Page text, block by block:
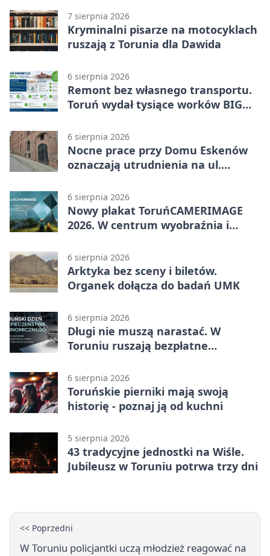
7 sierpnia 2026
Kryminalni pisarze na motocyklach
ruszają z Torunia dla Dawida
6 sierpnia 2026
Remont bez własnego transportu.
Toruń wydał tysiące worków BIG
6 sierpnia 2026
Nocne prace przy Domu Eskenów
oznaczają utrudnienia na ul.
6 sierpnia 2026
Nowy plakat ToruńCAMERIMAGE
2026. W centrum wyobraźnia i
6 sierpnia 2026
Arktyka bez sceny i biletów.
Organek dołącza do badań UMK
6 sierpnia 2026
Długi nie muszą narastać. W
Toruniu ruszają bezpłatne
6 sierpnia 2026
Toruńskie pierniki mają swoją
historię - poznaj ją od kuchni
5 sierpnia 2026
43 tradycyjne jednostki na Wiśle.
Jubileusz w Toruniu potrwa trzy dni
<< Poprzedni
W Toruniu policjantki uczą młodzież reagować na